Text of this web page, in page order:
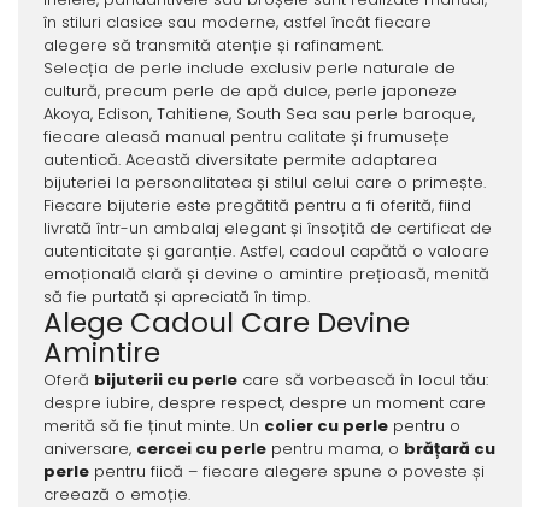
în stiluri clasice sau moderne, astfel încât fiecare
alegere să transmită atenție și rafinament.
Selecția de perle include exclusiv perle naturale de
cultură, precum perle de apă dulce, perle japoneze
Akoya, Edison, Tahitiene, South Sea sau perle baroque,
fiecare aleasă manual pentru calitate și frumusețe
autentică. Această diversitate permite adaptarea
bijuteriei la personalitatea și stilul celui care o primește.
Fiecare bijuterie este pregătită pentru a fi oferită, fiind
livrată într-un ambalaj elegant și însoțită de certificat de
autenticitate și garanție. Astfel, cadoul capătă o valoare
emoțională clară și devine o amintire prețioasă, menită
să fie purtată și apreciată în timp.
Alege Cadoul Care Devine
Amintire
Oferă bijuterii cu perlecare să vorbească în locul tău:
despre iubire, despre respect, despre un moment care
merită să fie ținut minte. Un colier cu perlepentru o
aniversare, cercei cu perlepentru mama, o brățară cu
perlepentru fiică – fiecare alegere spune o poveste și
creează o emoție.